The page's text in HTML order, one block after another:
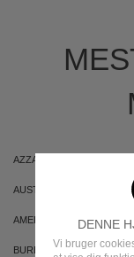
DENNE
Vi bruger
AZZARO
AUSTRALIAN GOLD
AMERICAN CREW
BURBERRY